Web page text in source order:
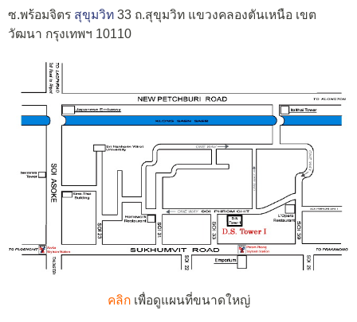
ซ.พร้อมจิตร สุขุมวิท 33 ถ.สุขุมวิท แขวงคลองตันเหนือ เขต
วัฒนา กรุงเทพฯ 10110
คลิกเพื่อดูแผนที่ขนาดใหญ่